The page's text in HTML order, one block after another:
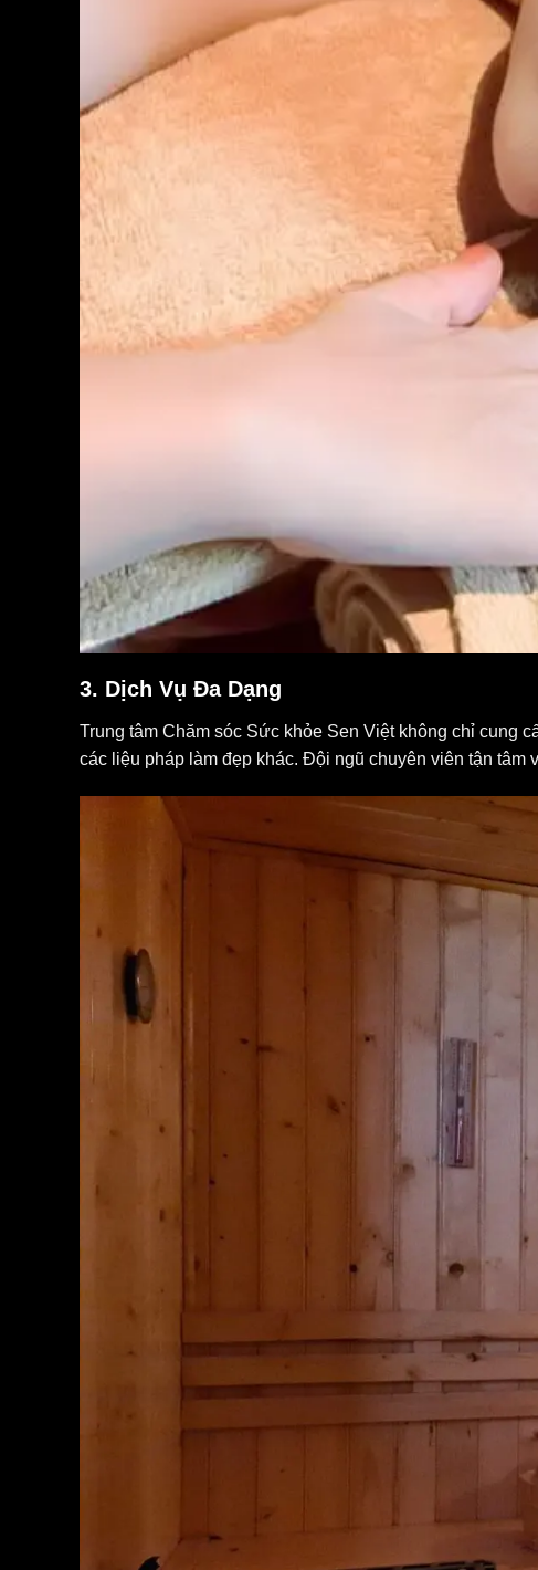
3. Dịch Vụ Đa Dạng
Trung tâm Chăm sóc Sức khỏe Sen Việt không chỉ cung
các liệu pháp làm đẹp khác. Đội ngũ chuyên viên tận tâm